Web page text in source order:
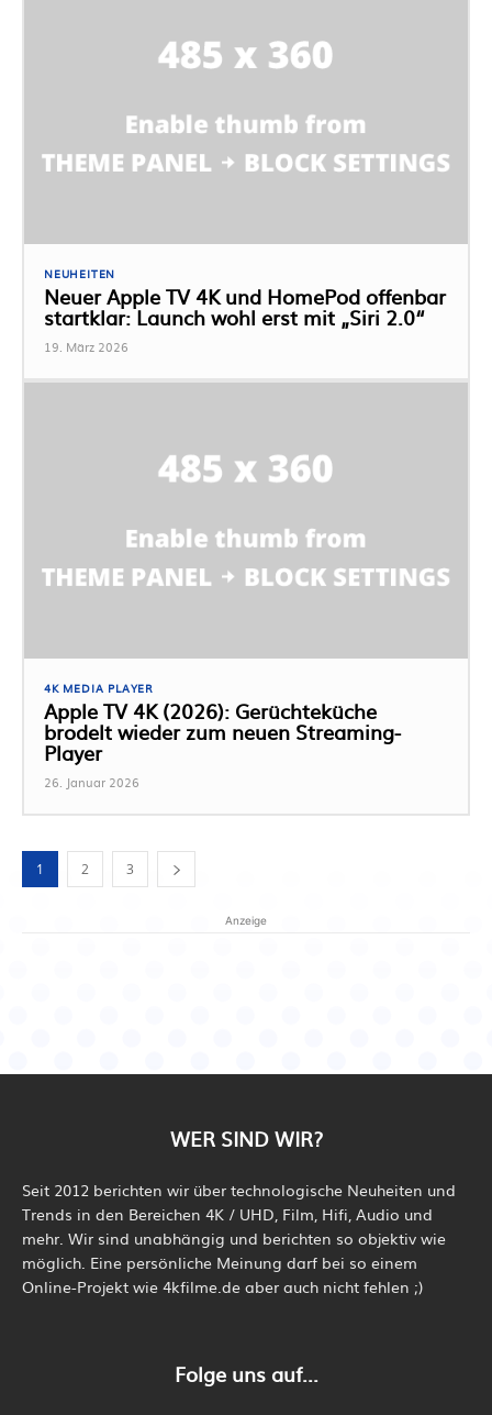
NEUHEITEN
Neuer Apple TV 4K und HomePod offenbar
startklar: Launch wohl erst mit „Siri 2.0“
19. März 2026
4K MEDIA PLAYER
Apple TV 4K (2026): Gerüchteküche
brodelt wieder zum neuen Streaming-
Player
26. Januar 2026
1 2 3
Anzeige
WER SIND WIR?
Seit 2012 berichten wir über technologische Neuheiten und
Trends in den Bereichen 4K / UHD, Film, Hifi, Audio und
mehr. Wir sind unabhängig und berichten so objektiv wie
möglich. Eine persönliche Meinung darf bei so einem
Online-Projekt wie 4kfilme.de aber auch nicht fehlen ;)
Folge uns auf...